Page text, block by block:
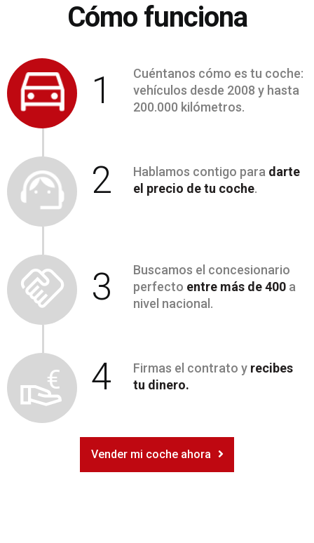
Cómo funciona
1
Cuéntanos cómo es tu coche:
vehículos desde 2008 y hasta
200.000 kilómetros.
2 Hablamos contigo para darte
el precio de tu coche.
3
Buscamos el concesionario
perfecto entre más de 400 a
nivel nacional.
4 Firmas el contrato y recibes
tu dinero.
Vender mi coche ahora